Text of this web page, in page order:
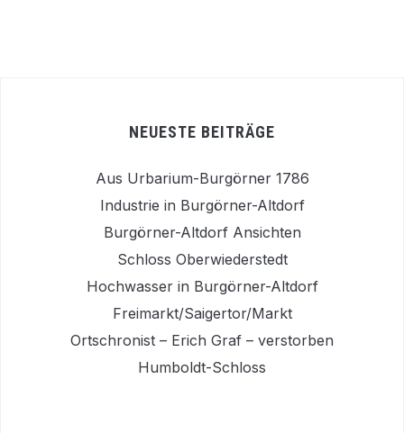
NEUESTE BEITRÄGE
Aus Urbarium-Burgörner 1786
Industrie in Burgörner-Altdorf
Burgörner-Altdorf Ansichten
Schloss Oberwiederstedt
Hochwasser in Burgörner-Altdorf
Freimarkt/Saigertor/Markt
Ortschronist – Erich Graf – verstorben
Humboldt-Schloss